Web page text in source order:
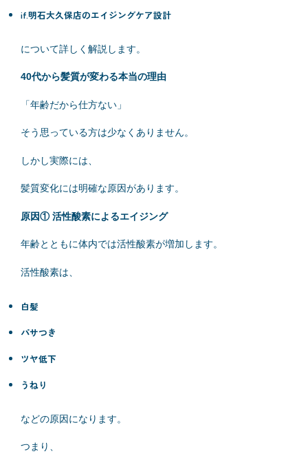
if.明石大久保店のエイジングケア設計
について詳しく解説します。
40代から髪質が変わる本当の理由
「年齢だから仕方ない」
そう思っている方は少なくありません。
しかし実際には、
髪質変化には明確な原因があります。
原因① 活性酸素によるエイジング
年齢とともに体内では活性酸素が増加します。
活性酸素は、
白髪
パサつき
ツヤ低下
うねり
などの原因になります。
つまり、